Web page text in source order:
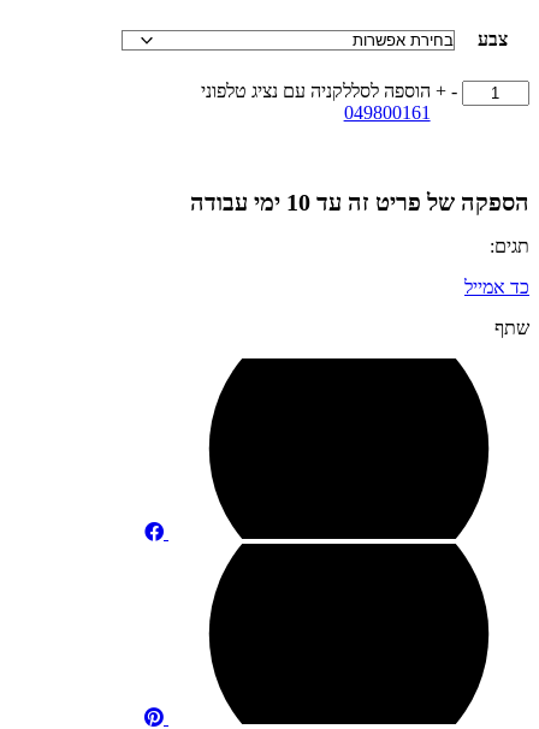
צבע
-
כמות
של
ליטר
+ הוספה לסללקניה עם נציג טלפוני
049800161
הספקה של פריט זה עד 10 ימי עבודה
תגים:
כד אמייל
שתף